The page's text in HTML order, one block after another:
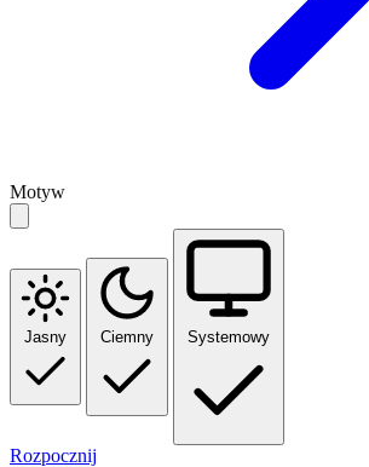
Motyw
Jasny Ciemny Systemowy
Rozpocznij